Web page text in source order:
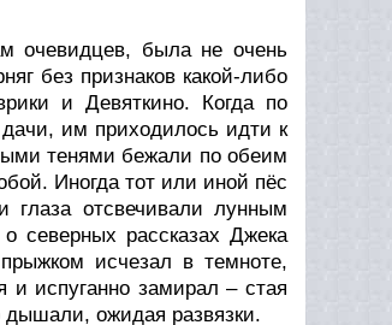
очевидцев, была не очень
без признаков какой-либо
и Девяткино. Когда по
им приходилось идти к
тенями бежали по обеим
Иногда тот или иной пёс
глаза отсвечивали лунным
северных рассказах Джека
исчезал в темноте,
испуганно замирал – стая
ожидая развязки.